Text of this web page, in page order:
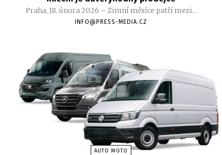
Praha, 18. února 2026 – Zimní měsíce patří mezi...
INFO@PRESS-MEDIA.CZ
AUTO MOTO